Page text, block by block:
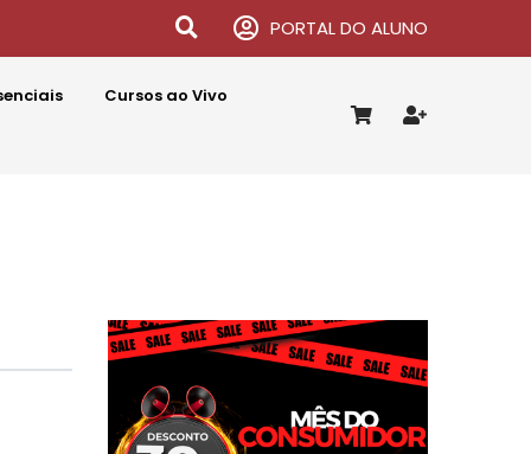
PORTAL DO ALUNO
Cursos ao Vivo